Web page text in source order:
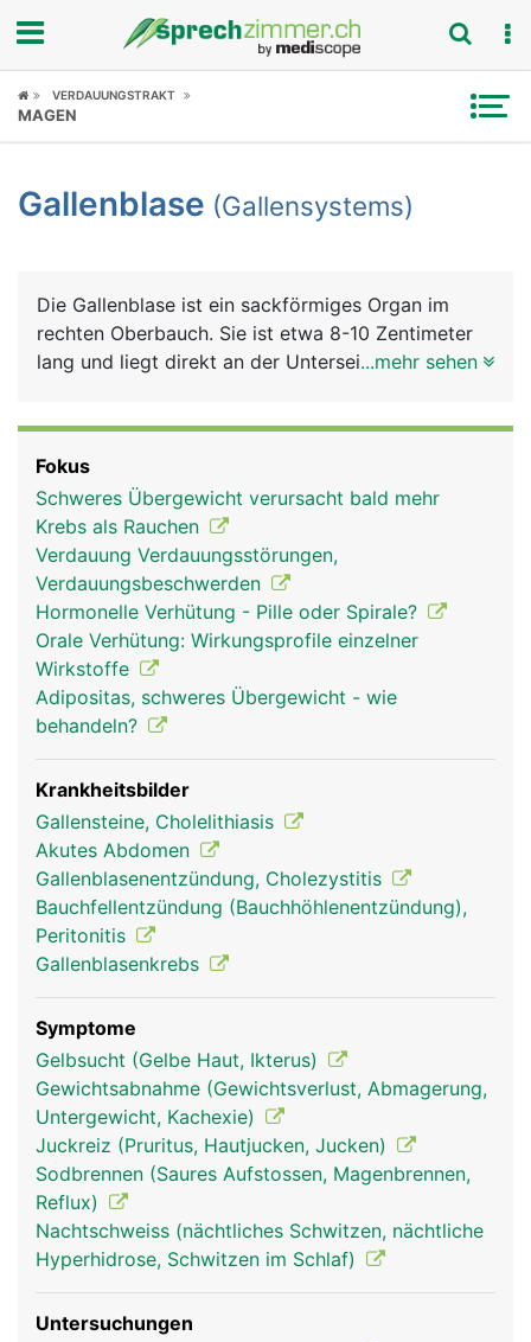
Fokus
Symptome
News
Rubriken
VERDAUUNGSTRAKT
MAGEN
Gallenblase (Gallensystems)
Die Gallenblase ist ein sackförmiges Organ im
rechten Oberbauch. Sie ist etwa 8-10 Zentimeter
lang und liegt direkt an der Unterseite der Leber.
Gallenkanälchen in der Leber sammeln die Galle
und führen sie über den Hauptgallengang dem
Dünndarm zu. Ein Teil davon zweigt in die
Gallenblase ab und wird dort im eingedickten
Zustand zwischengespeichert. Sobald Nahrung
aus dem Magen in den Dünndarm übertritt, zieht
sich die Gallenblase zusammen und gibt die Galle
frei. Da die Galle auch direkt von der Leber in den
Dünndarm fliessen kann, ist die Gallenblase kein
lebensnotwendiges Organ und kann, falls
notwendig, entfernt werden.
...mehr sehen
Fokus
Schweres Übergewicht verursacht bald mehr
Krebs als Rauchen
Verdauung Verdauungsstörungen,
Verdauungsbeschwerden
Hormonelle Verhütung - Pille oder Spirale?
Orale Verhütung: Wirkungsprofile einzelner
Wirkstoffe
Adipositas, schweres Übergewicht - wie
behandeln?
Krankheitsbilder
Gallensteine, Cholelithiasis
Akutes Abdomen
Gallenblasenentzündung, Cholezystitis
Bauchfellentzündung (Bauchhöhlenentzündung),
Peritonitis
Gallenblasenkrebs
Symptome
Gelbsucht (Gelbe Haut, Ikterus)
Gewichtsabnahme (Gewichtsverlust, Abmagerung,
Untergewicht, Kachexie)
Juckreiz (Pruritus, Hautjucken, Jucken)
Sodbrennen (Saures Aufstossen, Magenbrennen,
Reflux)
Nachtschweiss (nächtliches Schwitzen, nächtliche
Hyperhidrose, Schwitzen im Schlaf)
Untersuchungen